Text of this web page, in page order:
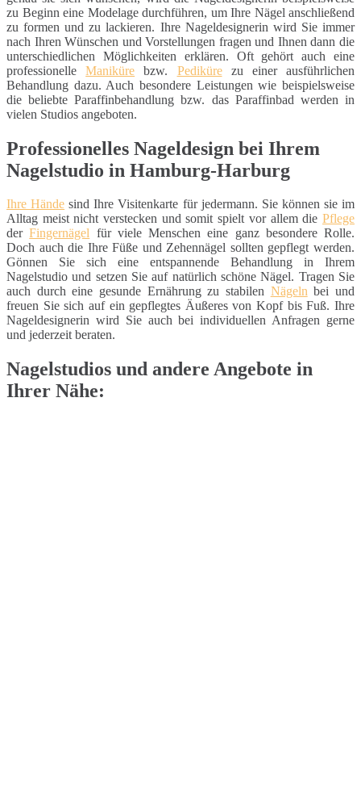
zu Beginn eine Modelage durchführen, um Ihre Nägel anschließend
zu formen und zu lackieren. Ihre Nageldesignerin wird Sie immer
nach Ihren Wünschen und Vorstellungen fragen und Ihnen dann die
unterschiedlichen Möglichkeiten erklären. Oft gehört auch eine
professionelleManiküre bzw. Pedikürezu einer ausführlichen
Behandlung dazu. Auch besondere Leistungen wie beispielsweise
die beliebte Paraffinbehandlung bzw. das Paraffinbad werden in
vielen Studios angeboten.
Professionelles Nageldesign bei Ihrem
Nagelstudio in Hamburg-Harburg
Ihre Hände sind Ihre Visitenkarte für jedermann. Sie können sie im
Alltag meist nicht verstecken und somit spielt vor allem die Pflege
derFingernägel für viele Menschen eine ganz besondere Rolle.
Doch auch die Ihre Füße und Zehennägel sollten gepflegt werden.
Gönnen Sie sich eine entspannende Behandlung in Ihrem
Nagelstudio und setzen Sie auf natürlich schöne Nägel. Tragen Sie
auch durch eine gesunde Ernährung zu stabilen Nägelnbei und
freuen Sie sich auf ein gepflegtes Äußeres von Kopf bis Fuß. Ihre
Nageldesignerin wird Sie auch bei individuellen Anfragen gerne
und jederzeit beraten.
Nagelstudios und andere Angebote in
Ihrer Nähe: